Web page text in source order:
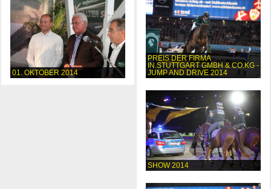
01. OKTOBER 2014
PREIS DER FIRMA
IN.STUTTGART GMBH & CO.KG -
JUMP AND DRIVE 2014
SHOW 2014